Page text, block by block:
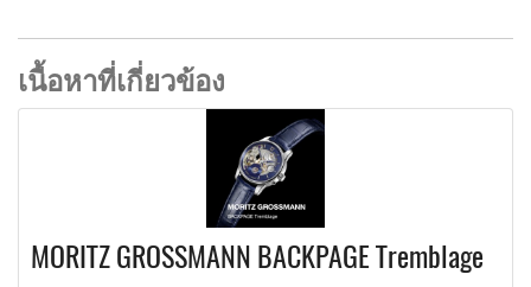
เนื้อหาที่เกี่ยวข้อง
MORITZ GROSSMANN BACKPAGE Tremblage